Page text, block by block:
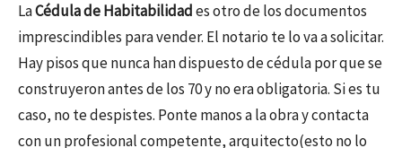
LaCédula de Habitabilidades otro de los documentos
imprescindibles para vender. El notario te lo va a solicitar.
Hay pisos que nunca han dispuesto de cédula por que se
construyeron antes de los 70 y no era obligatoria. Si es tu
caso, no te despistes. Ponte manos a la obra y contacta
con un profesional competente, arquitecto(esto no lo